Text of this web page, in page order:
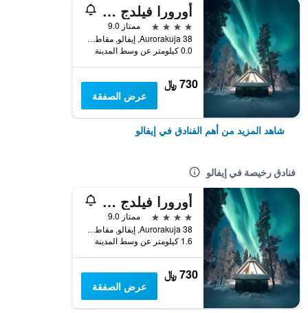
أورورا فيلدج شيفالو
4 نجوم
ممتاز 9.0
Aurorakuja 38, إيفالو, مقاطعة لابي, فنلندا
0.0 كيلومتر عن وسط المدينة
730 ﷼
عرض الصفقة
شاهد المزيد من أهم الفنادق في إيفالو
فنادق رخيصة في إيفالو
أورورا فيلدج شيفالو
4 نجوم
ممتاز 9.0
Aurorakuja 38, إيفالو, مقاطعة لابي, فنلندا
1.6 كيلومتر عن وسط المدينة
730 ﷼
عرض الصفقة